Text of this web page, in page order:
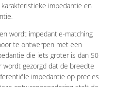
impedantie en
wordt impedantie-matching
te ontwerpen met een
die iets groter is dan 50
wordt gezorgd dat de breedte
impedantie op precies